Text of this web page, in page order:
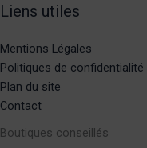
Liens utiles
Mentions Légales
Politiques de confidentialité
Plan du site
Contact
Boutiques conseillés